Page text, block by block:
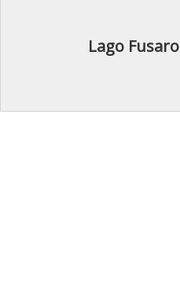
Lago Fusaro